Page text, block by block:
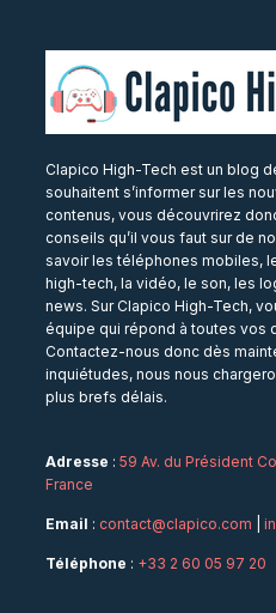
Clapico High-Tech est un blog
souhaitent s’informer sur les
contenus, vous découvrirez
conseils qu’il vous faut sur de
savoir les téléphones mobiles,
high-tech, la vidéo, le son, les
news. Sur Clapico High-Tech,
équipe qui répond à toutes vos
Contactez-nous donc dès
inquiétudes, nous nous
plus brefs délais.
Adresse : 59 Av. du Président
France
Email : contact@clapico.com
Téléphone : +33 2 60 05 97 20